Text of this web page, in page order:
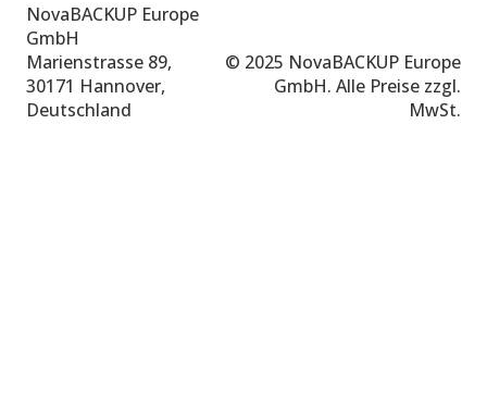
NovaBACKUP Europe
GmbH
Marienstrasse 89,
30171 Hannover,
Deutschland
© 2025 NovaBACKUP Europe
GmbH. Alle Preise zzgl.
MwSt.